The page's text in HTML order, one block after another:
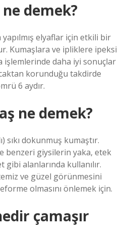
demek?
elyaflar için etkili bir
Kumaşlara ve ipliklere ipeksi
işlemlerinde daha iyi sonuçlar
korunduğu takdirde
6 aydır.
ne demek?
sıkı dokunmuş kumaştır.
benzeri giysilerin yaka, etek
gibi alanlarında kullanılır.
ve güzel görünmesini
olmasını önlemek için.
çamaşır